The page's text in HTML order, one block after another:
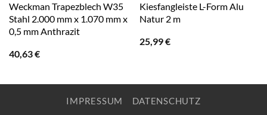
Weckman Trapezblech W35
Stahl 2.000 mm x 1.070 mm x
0,5 mm Anthrazit
40,63€
Kiesfangleiste L-Form Alu
Natur 2 m
25,99€
IMPRESSUM DATENSCHUTZ